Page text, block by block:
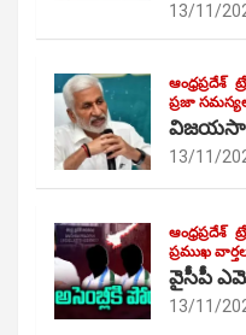
13/11/
ఆంధ్రప్రదేశ్
ప్రజా
13/11/
ఆంధ్రప్రదేశ్
ప్రముఖ
వైసీపీ
13/11/